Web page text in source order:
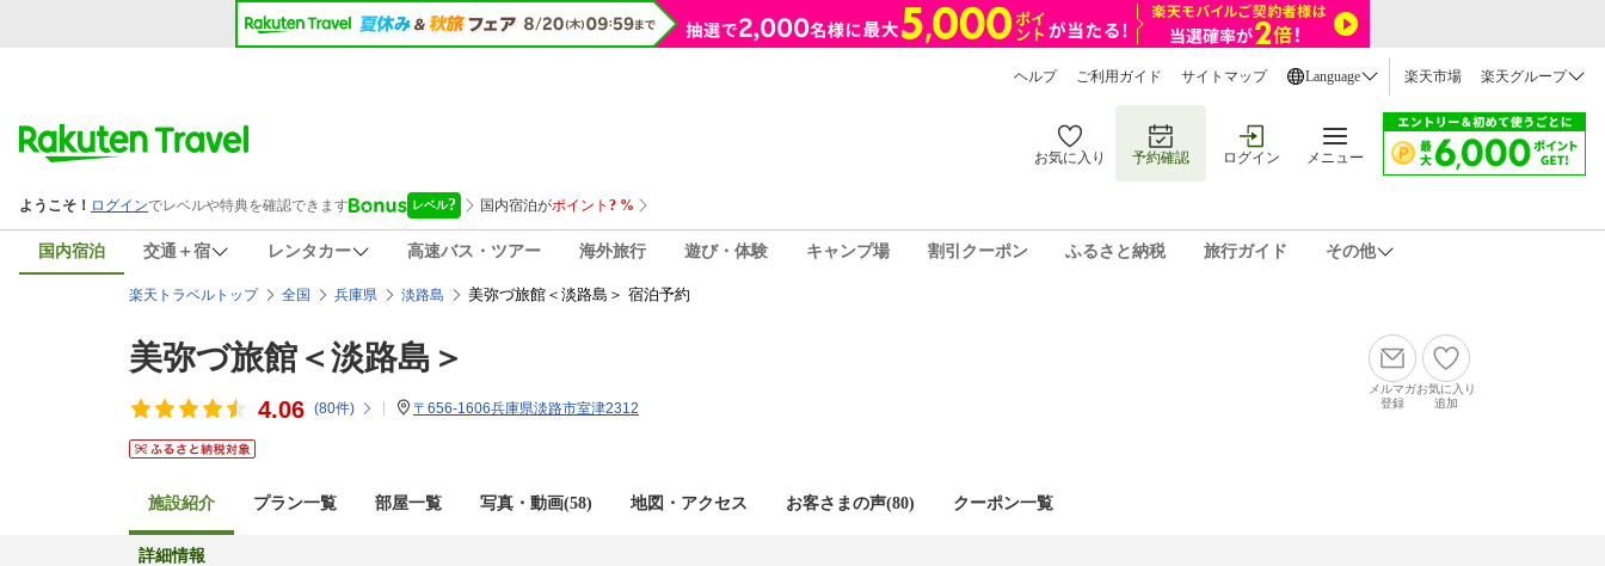
ヘルプ ご利用ガイド サイトマップ Language 楽天市場 楽天グループ
お気に入り 予約確認 ログイン メニュー
国内宿泊 交通＋宿 レンタカー 高速バス・ツアー 海外旅行 遊び・体験 キャンプ場 割引クーポン ふるさと納税 旅行ガイド その他
楽天トラベルトップ 全国 兵庫県 淡路島 美弥づ旅館＜淡路島＞ 宿泊予約
美弥づ旅館＜淡路島＞
4.06 (80件) 〒656-1606兵庫県淡路市室津2312
メルマガ
登録
お気に入り
追加
施設紹介 プラン一覧 部屋一覧 写真・動画(58) 地図・アクセス お客さまの声(80) クーポン一覧
詳細情報